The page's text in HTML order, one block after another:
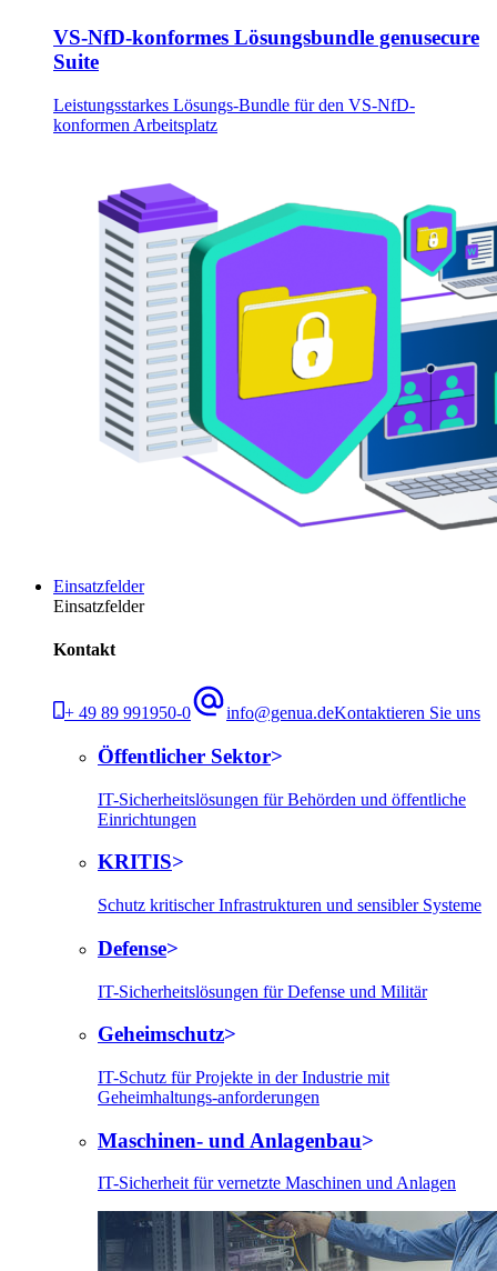
VS-NfD-konformes Lösungsbundle genusecure
Suite
Leistungsstarkes Lösungs-Bundle für den VS-NfD-
konformen Arbeitsplatz
Einsatzfelder
Einsatzfelder
Kontakt
+ 49 89 991950-0 info@genua.deKontaktieren Sie uns
Öffentlicher Sektor
IT-Sicherheitslösungen für Behörden und öffentliche
Einrichtungen
KRITIS
Schutz kritischer Infrastrukturen und sensibler Systeme
Defense
IT-Sicherheitslösungen für Defense und Militär
Geheimschutz
IT-Schutz für Projekte in der Industrie mit
Geheimhaltungs-anforderungen
Maschinen- und Anlagenbau
IT-Sicherheit für vernetzte Maschinen und Anlagen